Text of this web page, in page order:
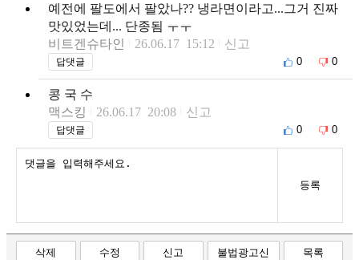
예전에 팔도에서 팔았나?? 냉라면이라고...그거 진짜
맛있었는데... 단종됨 ㅜㅜ
비트겐슈타인
26.06.17 15:12 신고
답댓글 0 0
콩 국 수
맥스킹
26.06.17 20:08 신고
답댓글 0 0
등록
삭제 수정 신고 불법광고신 목록